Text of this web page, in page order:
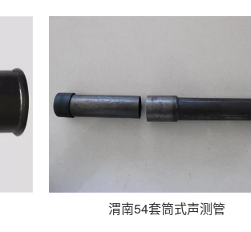
渭南54套筒式声测管